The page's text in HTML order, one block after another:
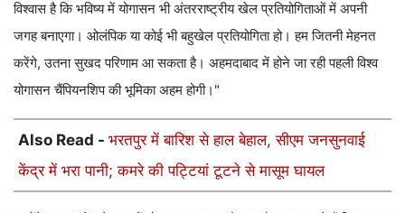
विश्वास है कि भविष्य में योगासन भी अंतरराष्ट्रीय खेल प्रतियोगिताओं में अपनी
जगह बनाएगा। ओलंपिक या कोई भी बहुखेल प्रतियोगिता हो। हम जितनी मेहनत
करेंगे, उतना सुखद परिणाम आ सकता है। अहमदाबाद में होने जा रही पहली विश्व
योगासन चैंपियनशिप की भूमिका अहम होगी।"
Also Read - भरतपुर में बारिश से हाल बेहाल, सीएम जनसुनवाई
केंद्र में भरा पानी; कमरे की पट्टियां टूटने से मासूम घायल